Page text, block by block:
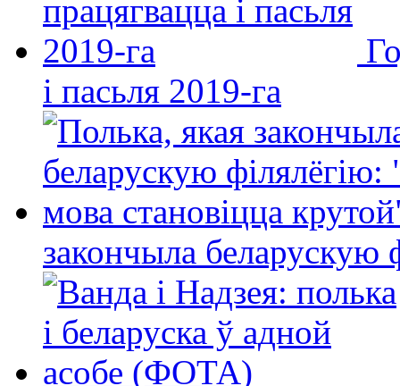
і пасьля 2019-га
закончыла беларускую